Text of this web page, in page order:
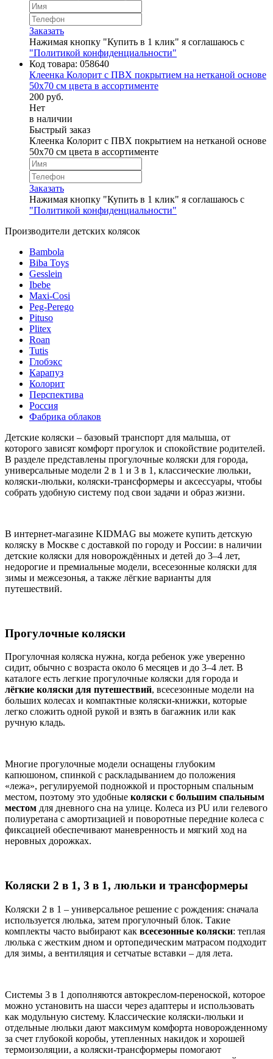
Заказать
Нажимая кнопку "Купить в 1 клик" я соглашаюсь с
"Политикой конфиденциальности"
Код товара: 058640
Клеенка Колорит с ПВХ покрытием на нетканой основе
50х70 см цвета в ассортименте
200 руб.
Нет
в наличии
Быстрый заказ
Клеенка Колорит с ПВХ покрытием на нетканой основе
50х70 см цвета в ассортименте
Заказать
Нажимая кнопку "Купить в 1 клик" я соглашаюсь с
"Политикой конфиденциальности"
Производители детских колясок
Bambola
Biba Toys
Gesslein
Ibebe
Maxi-Cosi
Peg-Perego
Pituso
Plitex
Roan
Tutis
Глобэкс
Карапуз
Колорит
Перспектива
Россия
Фабрика облаков
Детские коляски – базовый транспорт для малыша, от
которого зависят комфорт прогулок и спокойствие родителей.
В разделе представлены прогулочные коляски для города,
универсальные модели 2 в 1 и 3 в 1, классические люльки,
коляски-люльки, коляски-трансформеры и аксессуары, чтобы
собрать удобную систему под свои задачи и образ жизни.
В интернет-магазине KIDMAG вы можете купить детскую
коляску в Москве с доставкой по городу и России: в наличии
детские коляски для новорождённых и детей до 3–4 лет,
недорогие и премиальные модели, всесезонные коляски для
зимы и межсезонья, а также лёгкие варианты для
путешествий.
Прогулочные коляски
Прогулочная коляска нужна, когда ребенок уже уверенно
сидит, обычно с возраста около 6 месяцев и до 3–4 лет. В
каталоге есть легкие прогулочные коляски для города и
лёгкие коляски для путешествий, всесезонные модели на
больших колесах и компактные коляски-книжки, которые
легко сложить одной рукой и взять в багажник или как
ручную кладь.
Многие прогулочные модели оснащены глубоким
капюшоном, спинкой с раскладыванием до положения
«лежа», регулируемой подножкой и просторным спальным
местом, поэтому это удобные коляски с большим спальным
местом для дневного сна на улице. Колеса из PU или гелевого
полиуретана с амортизацией и поворотные передние колеса с
фиксацией обеспечивают маневренность и мягкий ход на
неровных дорожках.
Коляски 2 в 1, 3 в 1, люльки и трансформеры
Коляски 2 в 1 – универсальное решение с рождения: сначала
используется люлька, затем прогулочный блок. Такие
комплекты часто выбирают как всесезонные коляски: теплая
люлька с жестким дном и ортопедическим матрасом подходит
для зимы, а вентиляция и сетчатые вставки – для лета.
Системы 3 в 1 дополняются автокреслом-переноской, которое
можно установить на шасси через адаптеры и использовать
как модульную систему. Классические коляски-люльки и
отдельные люльки дают максимум комфорта новорожденному
за счет глубокой коробы, утепленных накидок и хорошей
термоизоляции, а коляски-трансформеры помогают